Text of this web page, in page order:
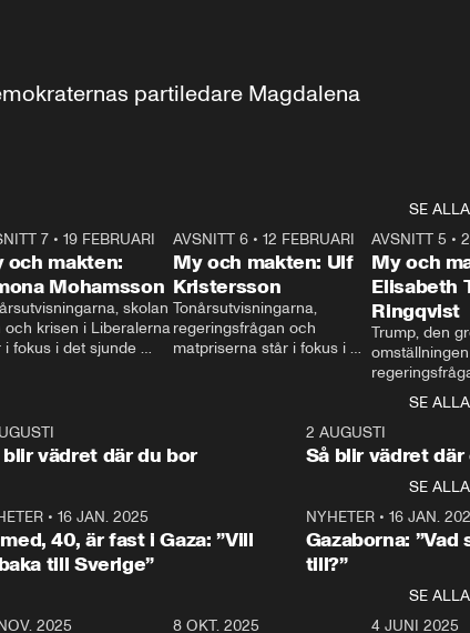
partiledare Magdalena
SE ALLA
24:30
7• 19 FEBRUARI
och makten:
Mohamsson
skolan
och krisen i Liberalerna
i fokus i det sjunde
My
ställer
och
till svars.
27:30
AVSNITT 6 •12 FEBRUARI
My och makten: Ulf
Kristersson
Tonårsutvisningarna,
regeringsfrågan och
matpriserna står i fokus i
Rohwedder ställer
statsminister Ulf Kristersson
AVSNITT 5 •
My och
Elisabeth
Ringqvist
Trump, den
centrum i
avsnittet av
Makten”. Se
Aftonbladets
Rohwedder
Thand Ring
SE ALLA
blir vädret där du bor
2 AUGUSTI
Så blir vädret där
SE ALLA
• 16 JAN. 2025
40, är fast i Gaza: ”Vill
till Sverige”
NYHETER• 16 JAN.
Gazaborna:
till?”
SE ALLA
31:05
2025 4:29
8 OKT. 2025 4 JUNI 2025